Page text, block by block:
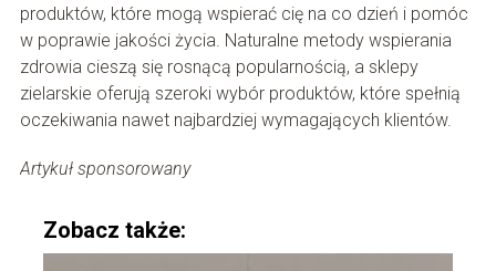
produktów, które mogą wspierać cię na co dzień i pomóc
w poprawie jakości życia. Naturalne metody wspierania
zdrowia cieszą się rosnącą popularnością, a sklepy
zielarskie oferują szeroki wybór produktów, które spełnią
oczekiwania nawet najbardziej wymagających klientów.
Artykuł sponsorowany
Zobacz także: